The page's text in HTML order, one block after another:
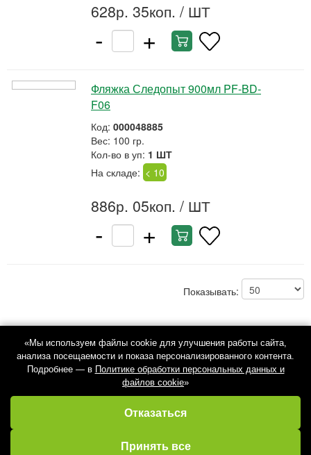
Избранное Кабинет
628р. 35коп. / ШТ
- +
Фляжка Следопыт 900мл PF-BD-
F06
Код: 000048885
Вес: 100 гр.
Кол-во в уп: 1 ШТ
На складе: < 10
886р. 05коп. / ШТ
- +
Показывать:
«Мы используем файлы cookie для улучшения работы сайта,
анализа посещаемости и показа персонализированного контента.
Подробнее — в Политике обработки персональных данных и
файлов cookie»
Отказаться
Принять все